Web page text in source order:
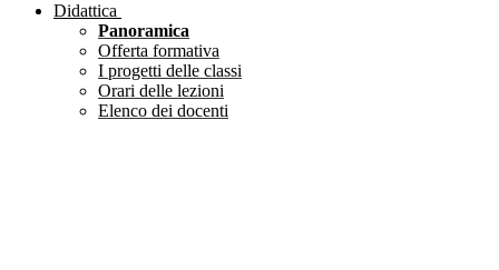
Didattica
Panoramica
Offerta formativa
I progetti delle classi
Orari delle lezioni
Elenco dei docenti